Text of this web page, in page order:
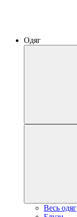
Одяг
Весь одяг